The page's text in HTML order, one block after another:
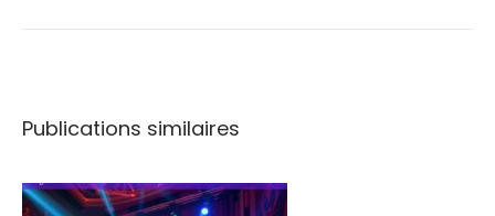
z
o
Publications similaires